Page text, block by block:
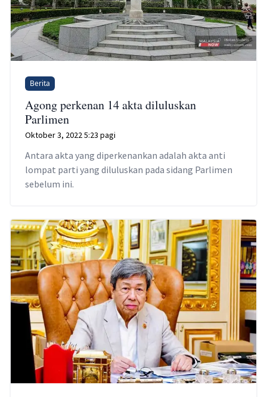
Berita
Agong perkenan 14 akta diluluskan
Parlimen
Oktober 3, 2022 5:23 pagi
Antara akta yang diperkenankan adalah akta anti
lompat parti yang diluluskan pada sidang Parlimen
sebelum ini.